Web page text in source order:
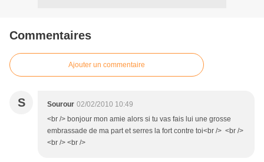
Commentaires
Ajouter un commentaire
S Sourour 02/02/2010 10:49
<br /> bonjour mon amie alors si tu vas fais lui une grosse
embrassade de ma part et serres la fort contre toi<br /> <br />
<br /> <br />